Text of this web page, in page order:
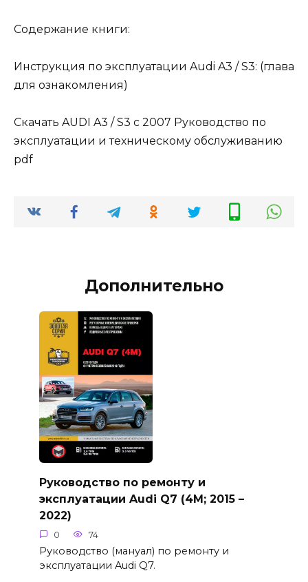
Содержание книги:
Инструкция по эксплуатации Audi A3 / S3: (глава
для ознакомления)
Скачать AUDI A3 / S3 c 2007 Руководство по
эксплуатации и техническому обслуживанию
pdf
Дополнительно
Руководство по ремонту и
эксплуатации Audi Q7 (4M; 2015 –
2022)
0 74
Руководство (мануал) по ремонту и
эксплуатации Audi Q7.